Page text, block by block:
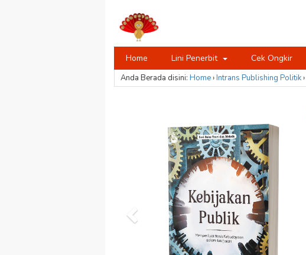
Home Lini Penerbit Cek Ongkir
Anda Berada disini: Home›Intrans Publishing Politik›